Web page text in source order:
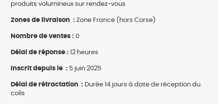
produits volumineux sur rendez-vous
Zones de livraison : Zone France (hors Corse)
Nombre de ventes : 0
Délai de réponse : 12 heures
Inscrit depuis le : 5 juin 2025
Délai de rétractation : Durée 14 jours à date de réception du
colis